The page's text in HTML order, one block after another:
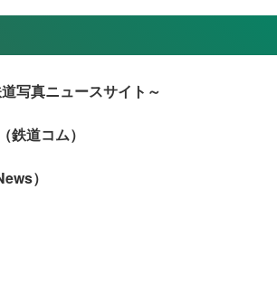
写真ニュースサイト～
道コム）
）